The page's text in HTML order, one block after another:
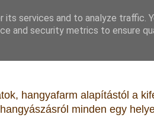
hangyafarm alapítástól a
minden egy
services and to analyze traffic.
and security metrics to ensure